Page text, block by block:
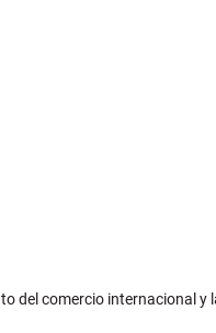
del comercio internacional